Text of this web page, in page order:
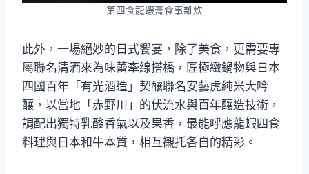
第四食龍蝦膏食事雜炊
此外，一場絕妙的日式饗宴，除了美食，更需要專
屬聯名清酒來為味蕾牽線搭橋，匠極緻鍋物與日本
四國百年「有光酒造」契釀聯名安藝虎純米大吟
釀，以當地「赤野川」的伏流水與百年釀造技術，
調配出獨特乳酸香氣以及果香，最能呼應龍蝦四食
料理與日本和牛本質，相互襯托各自的精彩。